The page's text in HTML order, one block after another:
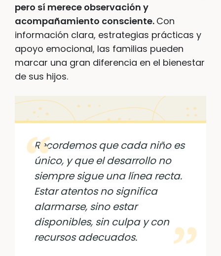
pero sí merece observación y
acompañamiento consciente. Con
información clara, estrategias prácticas y
apoyo emocional, las familias pueden
marcar una gran diferencia en el bienestar
de sus hijos.
Recordemos que cada niño es
único, y que el desarrollo no
siempre sigue una línea recta.
Estar atentos no significa
alarmarse, sino estar
disponibles, sin culpa y con
recursos adecuados.